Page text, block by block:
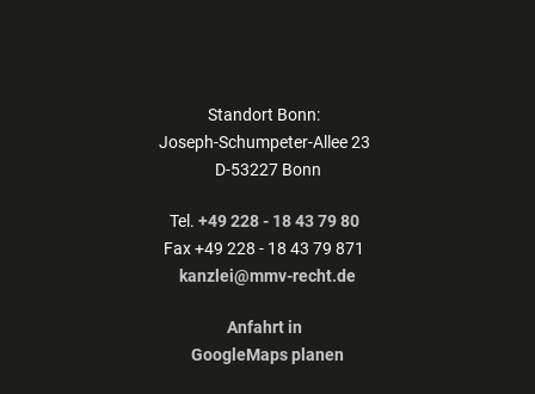
Standort Bonn:
Joseph-Schumpeter-Allee 23
D-53227 Bonn
Tel. +49 228 - 18 43 79 80
Fax +49 228 - 18 43 79 871
kanzlei@mmv-recht.de
Anfahrt in
GoogleMaps planen